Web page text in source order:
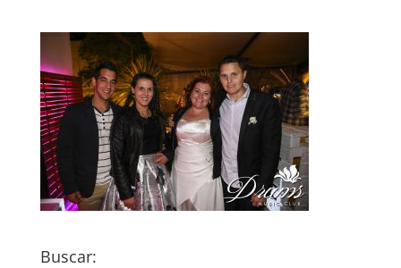
Buscar: